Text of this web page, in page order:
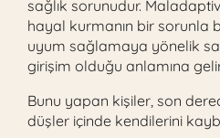
sağlık sorunudur.
hayal kurmanın bir sorunla
uyum sağlamaya yönelik
girişim olduğu anlamına
Bunu yapan kişiler, son
düşler içinde kendilerini